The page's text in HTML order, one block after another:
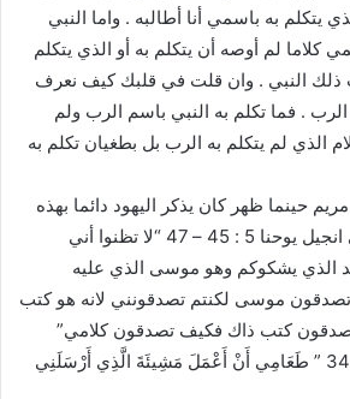
يتكلم به باسمي أنا أطالبه . واما النبي
كلاما لم أوصه أن يتكلم به أو الذي يتكلم
ذلك النبي . وان قلت في قلبك كيف نعرف
الرب . فما تكلم به النبي باسم الرب ولم
الذي لم يتكلم به الرب بل بطغيان تكلم به
حينما ظهر كان يذكر اليهود دائما بهذه
النبؤة ويقول لهم ….في انجيل يوحنا 5 : 45 – 47 “لا تظنوا أني
الذي يشكوكم وهو موسى الذي عليه
تصدقون موسى لكنتم تصدقونني لانه هو كتب
كتب ذاك فكيف تصدقون كلامي”
و قَالَ لَهُمْ في يوحنا 4: 34 ” طَعَامِي أَنْ أَعْمَلَ مَشِيئَةَ الَّذِي أَرْسَلَنِي